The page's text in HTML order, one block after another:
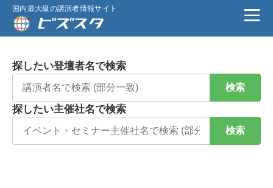
国内最大級の講演者情報サイト
探したい登壇者名で検索
検索
探したい主催社名で検索
検索